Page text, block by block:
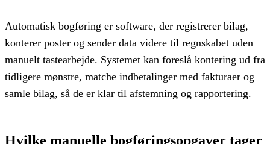
Automatisk bogføring er software, der registrerer bilag,
konterer poster og sender data videre til regnskabet uden
manuelt tastearbejde. Systemet kan foreslå kontering ud fra
tidligere mønstre, matche indbetalinger med fakturaer og
samle bilag, så de er klar til afstemning og rapportering.
Hvilke manuelle bogføringsopgaver tager